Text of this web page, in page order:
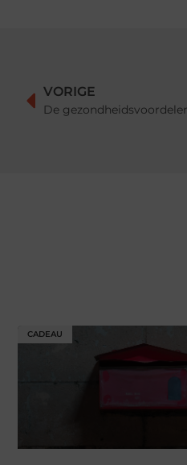
VORIGE
De
CADEAU